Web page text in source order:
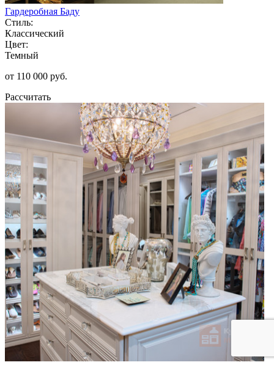
Гардеробная Баду
Стиль:
Классический
Цвет:
Темный
от 110 000 руб.
Рассчитать